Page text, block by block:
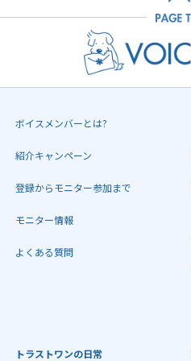
ボイスメンバーとは?
紹介キャンペーン
登録からモニター参加まで
モニター情報
よくある質問
トラストワンの日常